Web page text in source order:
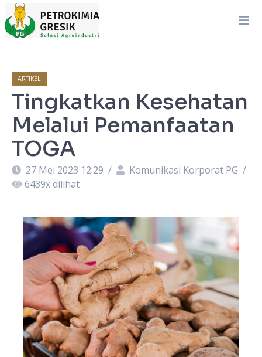
ARTIKEL
Tingkatkan Kesehatan
Melalui Pemanfaatan
TOGA
27 Mei 2023 12:29 / Komunikasi Korporat PG /
6439x dilihat